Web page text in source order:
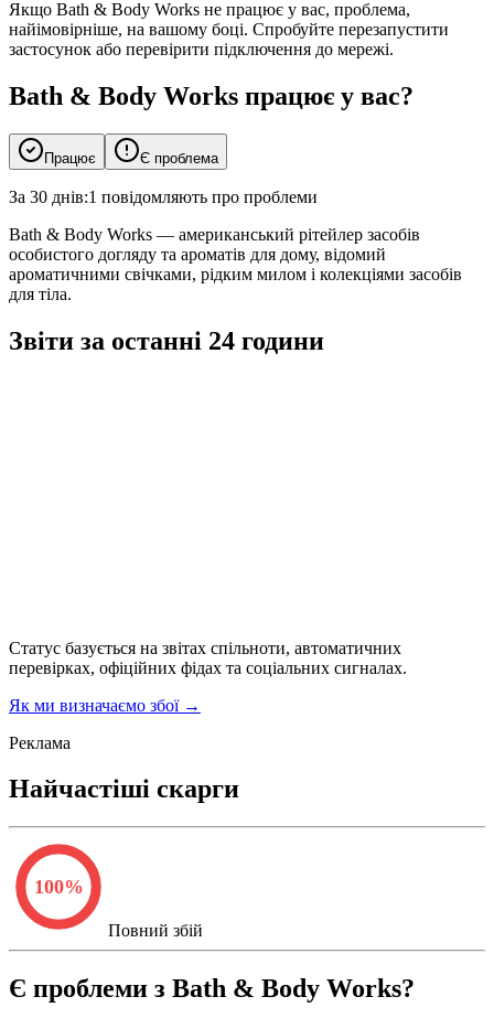
Якщо Bath & Body Works не працює у вас, проблема,
найімовірніше, на вашому боці. Спробуйте перезапустити
застосунок або перевірити підключення до мережі.
Bath & Body Works працює у вас?
Працює Є проблема
За 30 днів:1 повідомляють про проблеми
Bath & Body Works — американський рітейлер засобів
особистого догляду та ароматів для дому, відомий
ароматичними свічками, рідким милом і колекціями засобів
для тіла.
Звіти за останні 24 години
Статус базується на звітах спільноти, автоматичних
перевірках, офіційних фідах та соціальних сигналах.
Як ми визначаємо збої→
Реклама
Найчастіші скарги
100%
Повний збій
Є проблеми з Bath & Body Works?